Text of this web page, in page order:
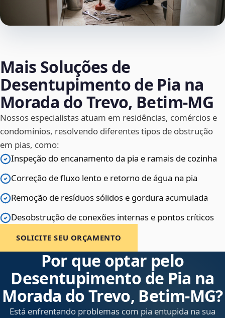
Mais Soluções de
Desentupimento de Pia na
Morada do Trevo, Betim‑MG
Nossos especialistas atuam em residências, comércios e
condomínios, resolvendo diferentes tipos de obstrução
em pias, como:
Inspeção do encanamento da pia e ramais de cozinha
Correção de fluxo lento e retorno de água na pia
Remoção de resíduos sólidos e gordura acumulada
Desobstrução de conexões internas e pontos críticos
SOLICITE SEU ORÇAMENTO
Por que optar pelo
Desentupimento de Pia na
Morada do Trevo, Betim‑MG?
Está enfrentando problemas com pia entupida na sua